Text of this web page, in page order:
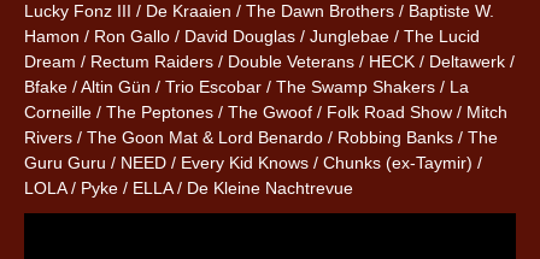
Lucky Fonz III / De Kraaien / The Dawn Brothers / Baptiste W.
Hamon / Ron Gallo / David Douglas / Junglebae / The Lucid
Dream / Rectum Raiders / Double Veterans / HECK / Deltawerk /
Bfake / Altin Gün / Trio Escobar / The Swamp Shakers / La
Corneille / The Peptones / The Gwoof / Folk Road Show / Mitch
Rivers / The Goon Mat & Lord Benardo / Robbing Banks / The
Guru Guru / NEED / Every Kid Knows / Chunks (ex-Taymir) /
LOLA / Pyke / ELLA / De Kleine Nachtrevue